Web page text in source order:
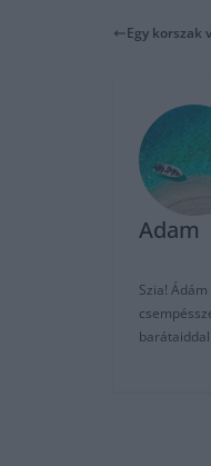
Egy korszak
Adam
Szia!
barátaiddal.